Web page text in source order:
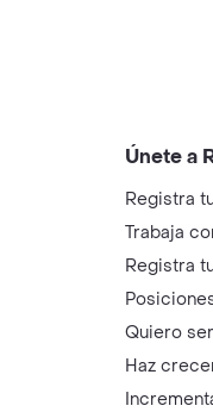
Únete a
Registra
Trabaja
Registra
Quiero
Haz